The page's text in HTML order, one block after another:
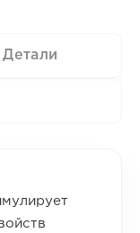
Детали